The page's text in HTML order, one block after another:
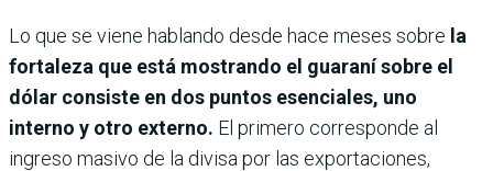
Lo que se viene hablando desde hace meses sobre la
fortaleza que está mostrando el guaraní sobre el
dólar consiste en dos puntos esenciales, uno
interno y otro externo. El primero corresponde al
ingreso masivo de la divisa por las exportaciones,